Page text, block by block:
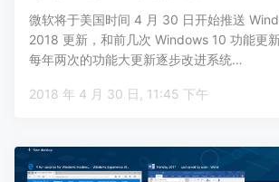
微软将于美国时间 4 月 30 日开始推送
2018 更新，和前几次 Windows 10 功能更
每年两次的功能大更新逐步改进系统…
2018 年 4 月 30 日, 11:45 下午